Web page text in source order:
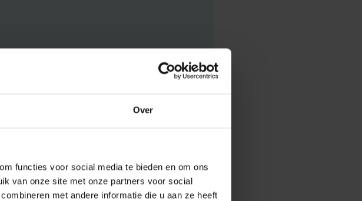
Over
functies voor social media te bieden en om ons
van onze site met onze partners voor social
met andere informatie die u aan ze heeft
slaan van 29 juni tot 10 juli 2026
School on EU Policy
één week plaats in Brussel en